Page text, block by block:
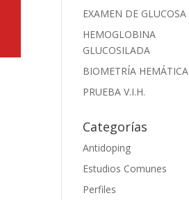
EXAMEN DE GLUCOSA
HEMOGLOBINA
GLUCOSILADA
BIOMETRÍA HEMÁTICA
PRUEBA V.I.H.
Categorías
Antidoping
Estudios Comunes
Perfiles